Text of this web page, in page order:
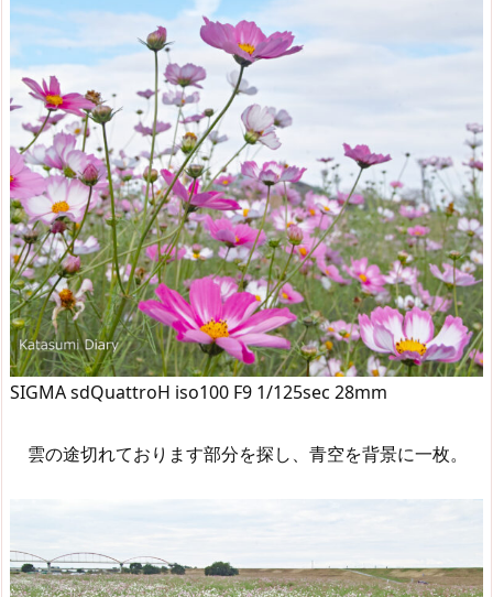
SIGMA sdQuattroH iso100 F9 1/125sec 28mm
雲の途切れております部分を探し、青空を背景に一枚。